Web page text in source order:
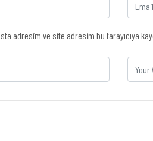
adresim ve site adresim bu tarayıcıya